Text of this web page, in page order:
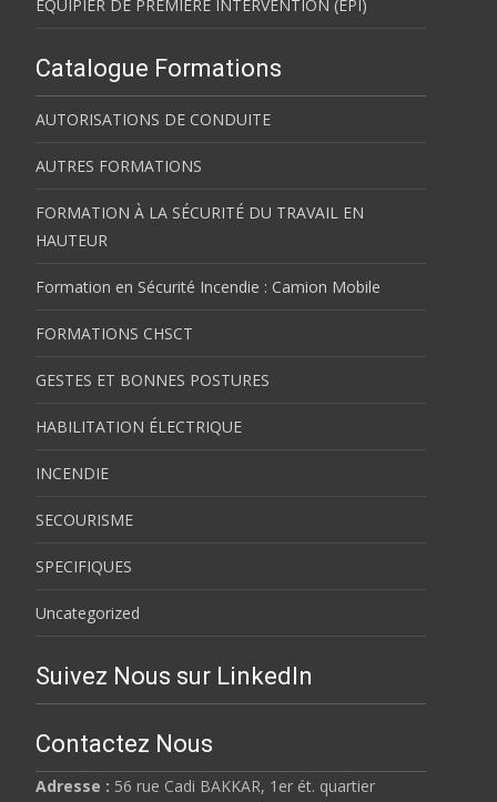
EQUIPIER DE PREMIÈRE INTERVENTION (EPI)
Catalogue Formations
AUTORISATIONS DE CONDUITE
AUTRES FORMATIONS
FORMATION À LA SÉCURITÉ DU TRAVAIL EN
HAUTEUR
Formation en Sécurité Incendie : Camion Mobile
FORMATIONS CHSCT
GESTES ET BONNES POSTURES
HABILITATION ÉLECTRIQUE
INCENDIE
SECOURISME
SPECIFIQUES
Uncategorized
Suivez Nous sur LinkedIn
Contactez Nous
Adresse : 56 rue Cadi BAKKAR, 1er ét. quartier